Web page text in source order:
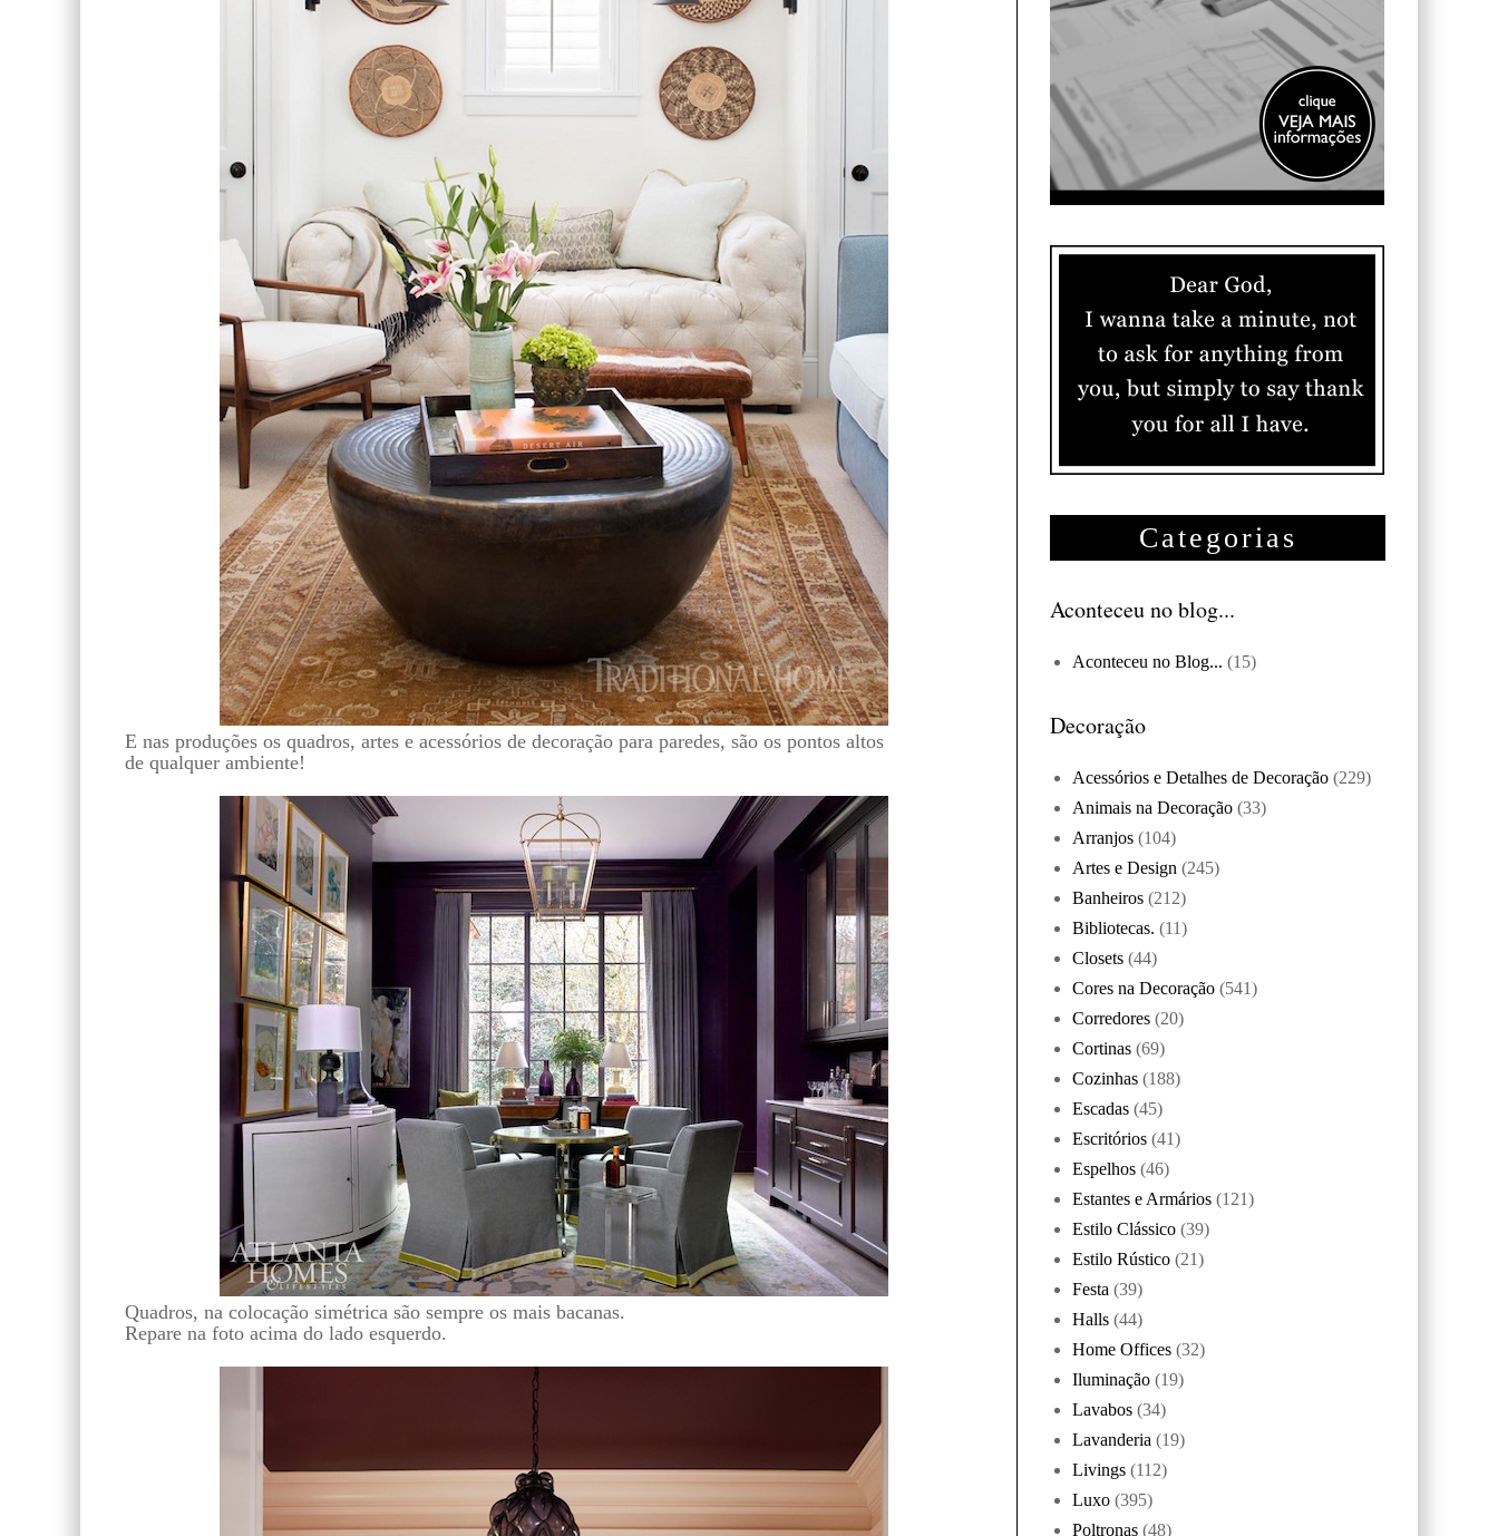
E nas produções os quadros, artes e acessórios de decoração para paredes, são os pontos altos
de qualquer ambiente!
Quadros, na colocação simétrica são sempre os mais bacanas.
Repare na foto acima do lado esquerdo.
Categorias
Aconteceu no blog...
Aconteceu no Blog... (15)
Decoração
Acessórios e Detalhes de Decoração (229)
Animais na Decoração (33)
Arranjos (104)
Artes e Design (245)
Banheiros (212)
Bibliotecas. (11)
Closets (44)
Cores na Decoração (541)
Corredores (20)
Cortinas (69)
Cozinhas (188)
Escadas (45)
Escritórios (41)
Espelhos (46)
Estantes e Armários (121)
Estilo Clássico (39)
Estilo Rústico (21)
Festa (39)
Halls (44)
Home Offices (32)
Iluminação (19)
Lavabos (34)
Lavanderia (19)
Livings (112)
Luxo (395)
Poltronas (48)